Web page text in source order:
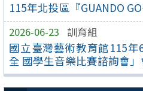
115年北投區『GUANDO
2026-06-23 訓育組
國立臺灣藝術教育館115
全 國學生音樂比賽諮詢會